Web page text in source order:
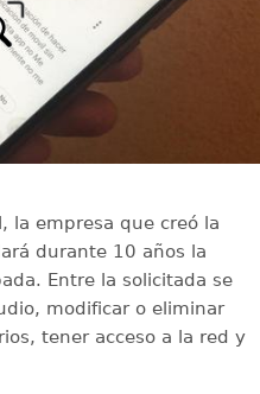
la empresa que creó la
durante 10 años la
Entre la solicitada se
modificar o eliminar
tener acceso a la red y